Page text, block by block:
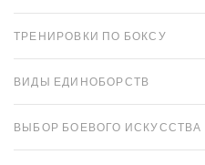
ТРЕНИРОВКИ ПО БОКСУ
ВИДЫ ЕДИНОБОРСТВ
ВЫБОР БОЕВОГО ИСКУССТВА